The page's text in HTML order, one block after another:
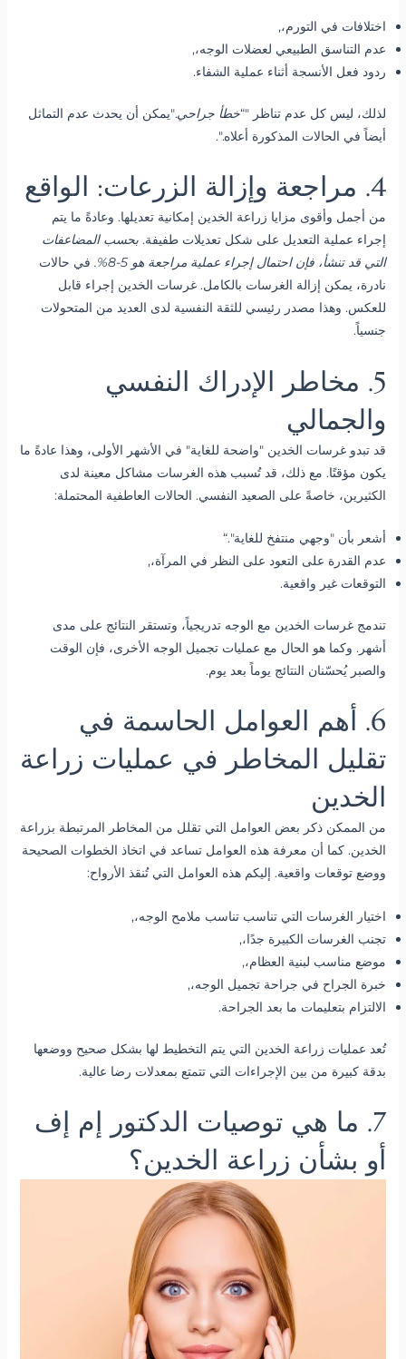
اختلافات في التورم،,
عدم التناسق الطبيعي لعضلات الوجه،,
ردود فعل الأنسجة أثناء عملية الشفاء.
لذلك، ليس كل عدم تناظر "“خطأ جراحي."يمكن أن يحدث عدم التماثل
أيضاً في الحالات المذكورة أعلاه.".
4. مراجعة وإزالة الزرعات: الواقع
من أجمل وأقوى مزايا زراعة الخدين إمكانية تعديلها. وعادةً ما يتم
إجراء عملية التعديل على شكل تعديلات طفيفة. بحسب المضاعفات
التي قد تنشأ، فإن احتمال إجراء عملية مراجعة هو 5-8%.
في حالات
نادرة، يمكن إزالة الغرسات بالكامل. غرسات الخدين إجراء قابل
للعكس. وهذا مصدر رئيسي للثقة النفسية لدى العديد من المتحولات
جنسياً.
5. مخاطر الإدراك النفسي
والجمالي
قد تبدو غرسات الخدين "واضحة للغاية" في الأشهر الأولى، وهذا عادةً ما
يكون مؤقتًا. مع ذلك، قد تُسبب هذه الغرسات مشاكل معينة لدى
الكثيرين، خاصةً على الصعيد النفسي. الحالات العاطفية المحتملة:
أشعر بأن "وجهي منتفخ للغاية".“
عدم القدرة على التعود على النظر في المرآة،,
التوقعات غير واقعية.
تندمج غرسات الخدين مع الوجه تدريجياً، وتستقر النتائج على مدى
أشهر. وكما هو الحال مع عمليات تجميل الوجه الأخرى، فإن الوقت
والصبر يُحسّنان النتائج يوماً بعد يوم.
6. أهم العوامل الحاسمة في
تقليل المخاطر في عمليات زراعة
الخدين
من الممكن ذكر بعض العوامل التي تقلل من المخاطر المرتبطة بزراعة
الخدين. كما أن معرفة هذه العوامل تساعد في اتخاذ الخطوات الصحيحة
ووضع توقعات واقعية. إليكم هذه العوامل التي تُنقذ الأرواح:
اختيار الغرسات التي تناسب تناسب ملامح الوجه،,
تجنب الغرسات الكبيرة جدًا،,
موضع مناسب لبنية العظام،,
خبرة الجراح في جراحة تجميل الوجه،,
الالتزام بتعليمات ما بعد الجراحة.
تُعد عمليات زراعة الخدين التي يتم التخطيط لها بشكل صحيح ووضعها
بدقة كبيرة من بين الإجراءات التي تتمتع بمعدلات رضا عالية.
7. ما هي توصيات الدكتور إم إف
أو بشأن زراعة الخدين؟